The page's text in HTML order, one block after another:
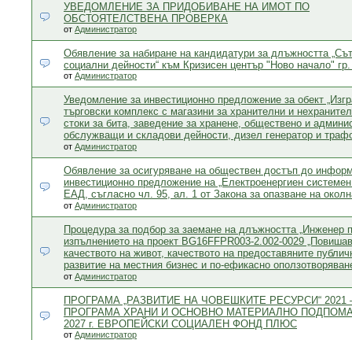
УВЕДОМЛЕНИЕ ЗА ПРИДОБИВАНЕ НА ИМОТ ПО
ОБСТОЯТЕЛСТВЕНА ПРОВЕРКА
от Администратор
Обявление за набиране на кандидатури за длъжността
социални дейности“ към Кризисен център "Ново начало"
от Администратор
Уведомление за инвестиционно предложение за обект
търговски комплекс с магазини за хранителни и
стоки за бита, заведение за хранене, обществено и
обслужващи и складови дейности, дизел генератор и
от Администратор
Обявление за осигуряване на обществен достъп до
инвестиционно предложение на „Електроенергиен системен
ЕАД, съгласно чл. 95, ал. 1 от Закона за опазване на
от Администратор
Процедура за подбор за заемане на длъжността „Инженер
изпълнението на проект BG16FFPR003-2.002-0029
качеството на живот, качеството на предоставяните
развитие на местния бизнес и по-ефикасно
от Администратор
ПРОГРАМА „РАЗВИТИЕ НА ЧОВЕШКИТЕ РЕСУРСИ“ 2021 –
ПРОГРАМА ХРАНИ И ОСНОВНО МАТЕРИАЛНО
2027 г. ЕВРОПЕЙСКИ СОЦИАЛЕН ФОНД ПЛЮС
от Администратор